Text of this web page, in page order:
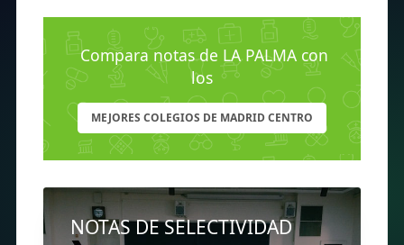
Compara notas de LA PALMA con
los
MEJORES COLEGIOS DE MADRID CENTRO
NOTAS DE SELECTIVIDAD